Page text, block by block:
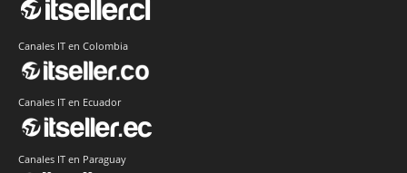
Canales IT en Colombia
Canales IT en Ecuador
Canales IT en Paraguay